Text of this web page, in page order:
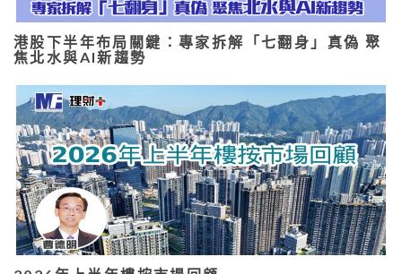
港股下半年布局關鍵：專家拆解「七翻身」真偽 聚
焦北水與AI新趨勢